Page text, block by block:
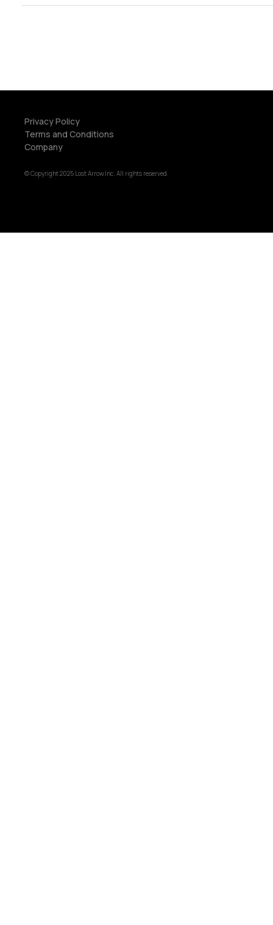
Privacy Policy
Terms and Conditions
Company
© Copyright 2025 Lost Arrow,Inc. All rights reserved.